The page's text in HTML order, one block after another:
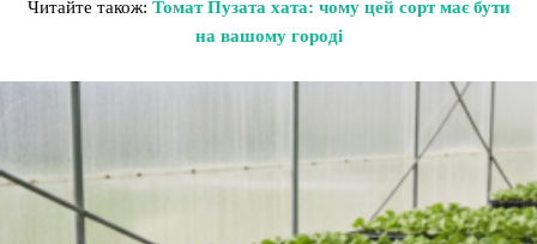
Читайте також: Томат Пузата хата: чому цей сорт має бути
на вашому городі